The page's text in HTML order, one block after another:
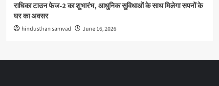
राधिका टाउन फेज-2 का शुभारंभ, आधुनिक सुविधाओं के साथ मिलेगा सपनों के
घर का अवसर
hindusthan samvad June 16, 2026